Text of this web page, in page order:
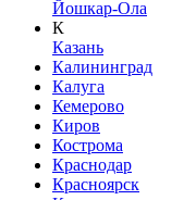
Йошкар-Ола
К
Казань
Калининград
Калуга
Кемерово
Киров
Кострома
Краснодар
Красноярск